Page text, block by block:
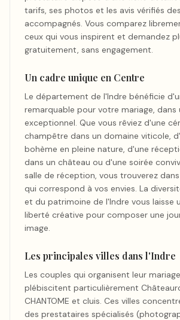
tarifs, ses photos et les avis vérifiés
accompagnés. Vous comparez
ceux qui vous inspirent et demandez
gratuitement, sans engagement.
Un cadre unique en Centre
Le département de l'Indre bénéficie
remarquable pour votre mariage, dans
exceptionnel. Que vous rêviez d'une
champêtre dans un domaine viticole,
bohème en pleine nature, d'une
dans un château ou d'une soirée
salle de réception, vous trouverez
qui correspond à vos envies. La
et du patrimoine de l'Indre vous laisse
liberté créative pour composer une
image.
Les principales villes dans l'Indre
Les couples qui organisent leur
plébiscitent particulièrement
CHANTOME et cluis. Ces villes
des prestataires spécialisés